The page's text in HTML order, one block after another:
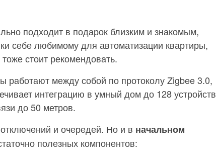
подходит в подарок близким и знакомым,
себе любимому для автоматизации квартиры,
стоит рекомендовать.
работают между собой по протоколу Zigbee 3.0,
интеграцию в умный дом до 128 устройств
до 50 метров.
и очередей. Но и в начальном
полезных компонентов: